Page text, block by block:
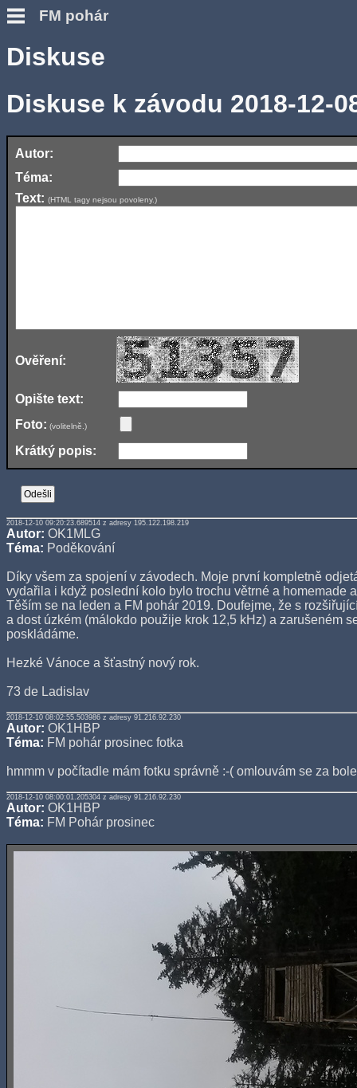
FM pohár
Diskuse
Diskuse k závodu 2018-12-
Autor:
Téma:
Text: (HTML tagy nejsou povoleny.)
Ověření:
Opište text:
Foto: (volitelně.)
Krátký popis:
2018-12-10 09:20:23.689514 z adresy 195.122.198.219
Autor: OK1MLG
Téma: Poděkování
Díky všem za spojení v závodech. Moje první kompletně
vydařila i když poslední kolo bylo trochu větrné a homemade
Těším se na leden a FM pohár 2019. Doufejme, že s
a dost úzkém (málokdo použije krok 12,5 kHz) a zarušeném
poskládáme.
Hezké Vánoce a šťastný nový rok.
73 de Ladislav
2018-12-10 08:02:55.503986 z adresy 91.216.92.230
Autor: OK1HBP
Téma: FM pohár prosinec fotka
hmmm v počítadle mám fotku správně :-( omlouvám se za
2018-12-10 08:00:01.205304 z adresy 91.216.92.230
Autor: OK1HBP
Téma: FM Pohár prosinec